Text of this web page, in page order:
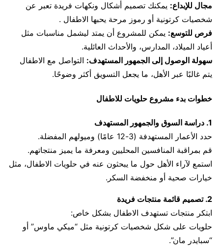
مجال للإبداع: يمكنك تصميم أشكال ونكهات فريدة تعبر عن
شخصيات كرتونية أو رموز مرحة يحبها الاطفال .
فرص للتوسع: يمكن للمشروع أن يمتد ليشمل مناسبات مثل
أعياد الميلاد، المدارس، والأحداث العائلية.
سهولة الوصول إلى الجمهور المستهدف: التواصل مع الاطفال
يتم غالبًا عبر الأهل، ما يجعل التسويق أكثر وضوحًا.
خطوات بدء مشروع حلويات للاطفال
1. دراسة السوق والجمهور المستهدف
حدد الأعمار المستهدفة (3-12 عامًا) وميولهم المفضلة.
قم بمراقبة المنافسين المحليين ومعرفة ما يميز منتجاتهم.
استمع لآراء الأهل حول ما يبحثون عنه في حلويات الاطفال، مثل
خيارات صحية أو منخفضة السكر.
2. تصميم قائمة منتجات فريدة
ابتكر منتجات تستهدف الاطفال بشكل خاص:
حلويات على شكل شخصيات كرتونية مثل “ميكي ماوس” أو
“سبايدر مان”.